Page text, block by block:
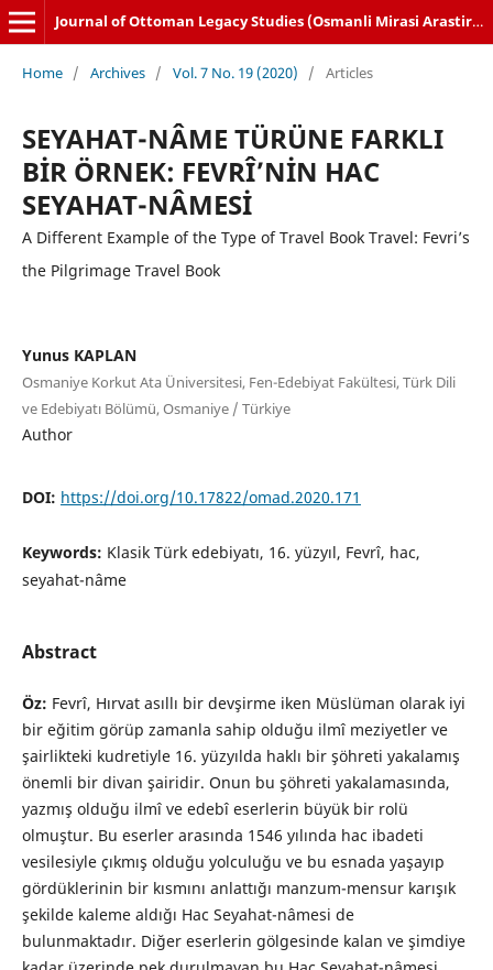
Journal of Ottoman Legacy Studies (Osmanli Mirasi Arastirmalari Dergisi)
Home / Archives / Vol. 7 No. 19 (2020) / Articles
SEYAHAT-NÂME TÜRÜNE FARKLI
BİR ÖRNEK: FEVRÎ’NİN HAC
SEYAHAT-NÂMESİ
A Different Example of the Type of Travel Book Travel: Fevri’s
the Pilgrimage Travel Book
Yunus KAPLAN
Osmaniye Korkut Ata Üniversitesi, Fen-Edebiyat Fakültesi, Türk Dili
ve Edebiyatı Bölümü, Osmaniye / Türkiye
Author
DOI: https://doi.org/10.17822/omad.2020.171
Keywords: Klasik Türk edebiyatı, 16. yüzyıl, Fevrî, hac,
seyahat-nâme
Abstract
Öz: Fevrî, Hırvat asıllı bir devşirme iken Müslüman olarak iyi
bir eğitim görüp zamanla sahip olduğu ilmî meziyetler ve
şairlikteki kudretiyle 16. yüzyılda haklı bir şöhreti yakalamış
önemli bir divan şairidir. Onun bu şöhreti yakalamasında,
yazmış olduğu ilmî ve edebî eserlerin büyük bir rolü
olmuştur. Bu eserler arasında 1546 yılında hac ibadeti
vesilesiyle çıkmış olduğu yolculuğu ve bu esnada yaşayıp
gördüklerinin bir kısmını anlattığı manzum-mensur karışık
şekilde kaleme aldığı Hac Seyahat-nâmesi de
bulunmaktadır. Diğer eserlerin gölgesinde kalan ve şimdiye